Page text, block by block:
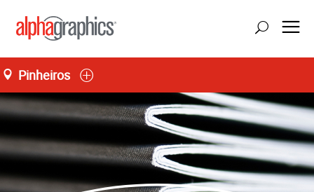
Pinheiros